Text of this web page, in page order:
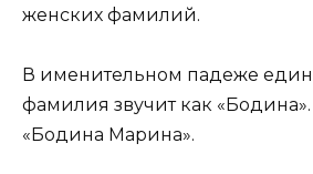
женских фамилий.
В именительном падеже
фамилия звучит как
«Бодина Марина».